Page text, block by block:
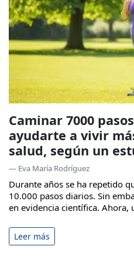
Caminar 7000
ayudarte a vivir
salud, según un
— Eva María Rodríguez
Durante años se ha repetido
10.000 pasos diarios. Sin
en evidencia científica. Ahora,
Leer más